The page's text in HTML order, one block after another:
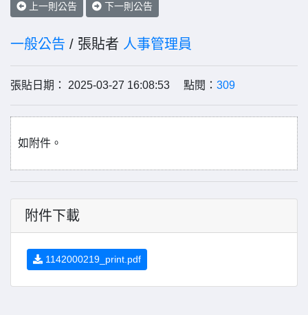
上一則公告 下一則公告
一般公告 / 張貼者 人事管理員
張貼日期： 2025-03-27 16:08:53 點閱： 309
如附件。
附件下載
1142000219_print.pdf